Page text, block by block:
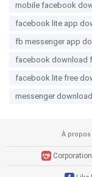
mobile facebook
facebook lite app
fb messenger app
facebook download
facebook lite free
messenger
À propos
Corporation